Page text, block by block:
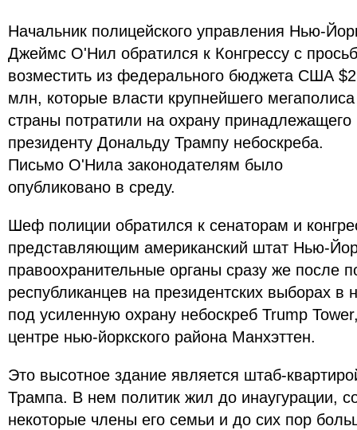
Начальник полицейского управления Нью-
Джеймс О'Нил обратился к Конгрессу с
возместить из федерального бюджета США
млн, которые власти крупнейшего мегаполиса
страны потратили на охрану принадлежащего
президенту Дональду Трампу небоскреба.
Письмо О'Нила законодателям было
опубликовано в среду.
Шеф полиции обратился к сенаторам и
представляющим американский штат Нью-
правоохранительные органы сразу же после
республиканцев на президентских выборах в
под усиленную охрану небоскреб Trump
центре нью-йоркского района Манхэттен.
Это высотное здание является штаб-
Трампа. В нем политик жил до инаугурации,
некоторые члены его семьи и до сих пор